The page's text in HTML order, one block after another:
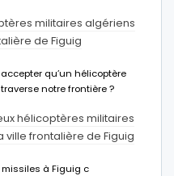
militaires algériens
de Figuig
qu’un hélicoptère
notre frontière ?
hélicoptères militaires
ville frontalière de Figuig
à Figuig c